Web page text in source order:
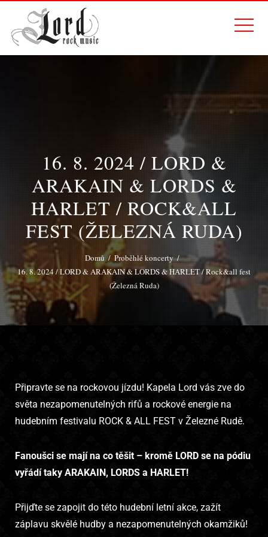
16. 8. 2024 / LORD &
ARAKAIN & LORDS &
HARLET / ROCK&ALL
FEST (ŽELEZNÁ RUDA)
Domů
Proběhlé koncerty
16. 8. 2024 / LORD & ARAKAIN & LORDS & HARLET / Rock&all fest
(Železná Ruda)
Připravte se na rockovou jízdu! Kapela Lord vás zve do
světa nezapomenutelných rifů a rockové energie na
hudebním festivalu ROCK & ALL FEST v Železné Rudě.
Fanoušci se mají na co těšit – kromě LORD se na pódiu
vyřádí taky ARAKAIN, LORDS a HARLET!
Přijďte se zapojit do této hudební letní akce, zažít
záplavu skvělé hudby a nezapomenutelných okamžiků!